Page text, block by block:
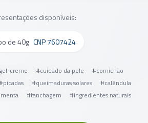
disponíveis:
de 40g CNP7607424
gel-creme #cuidado da pele #comichão
picadas #queimaduras solares #calêndula
#tanchagem #ingredientes naturais